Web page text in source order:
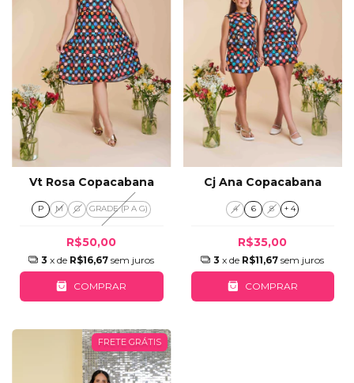
Vt Rosa Copacabana
P M G GRADE (P A G)
R$50,00
3 x de R$16,67 sem juros
COMPRAR
Cj Ana Copacabana
4 6 8 + 4
R$35,00
3 x de R$11,67 sem juros
COMPRAR
FRETE GRÁTIS